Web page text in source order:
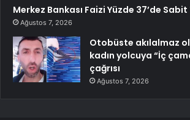
Merkez Bankası Faizi Yüzde 37’de
Ağustos 7, 2026
Otobüste akılalmaz
kadın yolcuya “İç
çağrısı
Ağustos 7, 2026